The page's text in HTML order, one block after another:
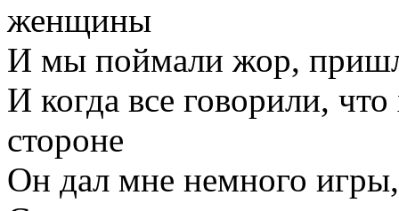
женщины
И мы поймали жор,
И когда все говорили,
стороне
Он дал мне немного игры,